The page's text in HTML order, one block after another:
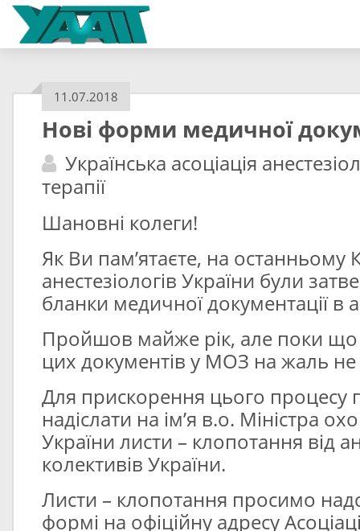
11.07.2018
Нові форми медичної
Українська асоціація
терапії
Шановні колеги!
Як Ви пам’ятаєте, на останньому
анестезіологів України були
бланки медичної документації в
Пройшов майже рік, але поки
цих документів у МОЗ на жаль не
Для прискорення цього процесу
надіслати на ім’я в.о. Міністра
України листи – клопотання від
колективів України.
Листи – клопотання просимо
формі на офіційну адресу